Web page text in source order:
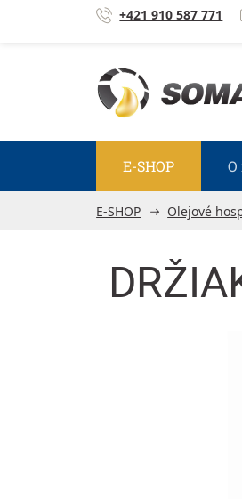
Prejsť na obsah +421 910 587 771
E-SHOP
E-SHOP Olejové